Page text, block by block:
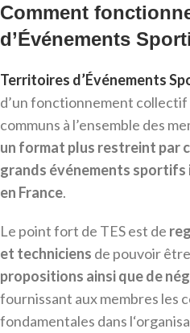
Comment
d’Événements
Territoires d’Événements
d’un fonctionnement collectif
communs à l’ensemble des
un format plus restreint par
grands événements
en France.
Le point fort de TES est de
et techniciens de pouvoir être
propositions ainsi que de
fournissant aux membres les
fondamentales dans